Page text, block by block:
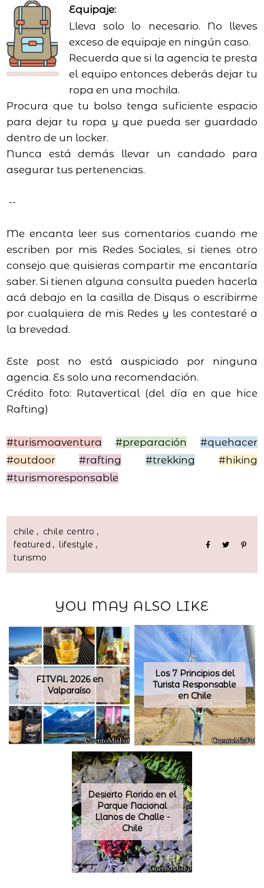
Equipaje:
Lleva solo lo necesario. No lleves
exceso de equipaje en ningún caso.
Recuerda que si la agencia te presta
el equipo entonces deberás dejar tu
ropa en una mochila.
Procura que tu bolso tenga suficiente espacio
para dejar tu ropa y que pueda ser guardado
dentro de un locker.
Nunca está demás llevar un candado para
asegurar tus pertenencias.
--
Me encanta leer sus comentarios cuando me
escriben por mis Redes Sociales, si tienes otro
consejo que quisieras compartir me encantaría
saber. Si tienen alguna consulta pueden hacerla
acá debajo en la casilla de Disqus o escribirme
por cualquiera de mis Redes y les contestaré a
la brevedad.
Este post no está auspiciado por ninguna
agencia. Es solo una recomendación.
Crédito foto: Rutavertical (del día en que hice
Rafting)
#turismoaventura #preparación
#quehacer
#outdoor
#rafting #trekking
#hiking
#turismoresponsable
chile , chile centro ,
featured , lifestyle ,
turismo
YOU MAY ALSO LIKE
FITVAL 2026 en
Valparaíso
Los 7 Principios del
Turista Responsable
en Chile
Desierto Florido en el
Parque Nacional
Llanos de Challe -
Chile